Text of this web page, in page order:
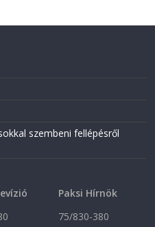
szembeni fellépésről
Paksi Hírnök
75/830-380